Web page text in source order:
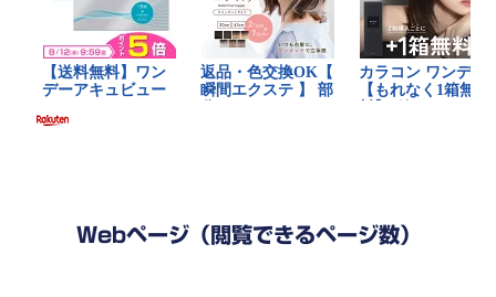
Webページ（閲覧できるページ数）